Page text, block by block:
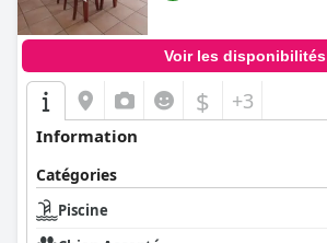
Voir les disponibilités
$ +3
Information
Catégories
Piscine